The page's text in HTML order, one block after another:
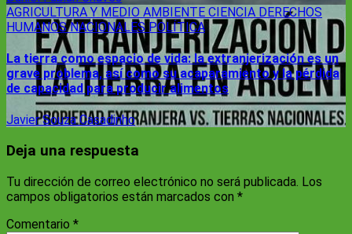
AGRICULTURA Y MEDIO AMBIENTE CIENCIA DERECHOS
HUMANOSNACIONALES POLÍTICA
La tierra como espacio de vida: la extranjerización es un
grave problema, así como su acaparamiento y la pérdida
de capacidad para producir alimentos
Javier Souza Casadinho
Deja una respuesta
Tu dirección de correo electrónico no será publicada. Los
campos obligatorios están marcados con *
Comentario *